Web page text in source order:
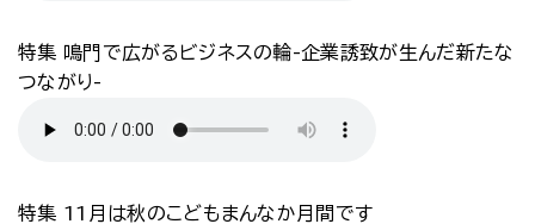
特集 鳴門で広がるビジネスの輪-企業誘致が生んだ新たな
つながり-
特集 11月は秋のこどもまんなか月間です